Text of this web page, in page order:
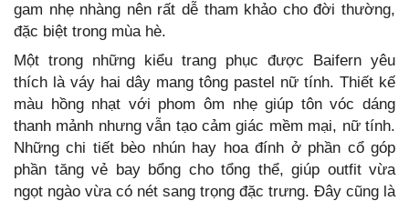
gam nhẹ nhàng nên rất dễ tham khảo cho đời thường,
đặc biệt trong mùa hè.
Một trong những kiểu trang phục được Baifern yêu
thích là váy hai dây mang tông pastel nữ tính. Thiết kế
màu hồng nhạt với phom ôm nhẹ giúp tôn vóc dáng
thanh mảnh nhưng vẫn tạo cảm giác mềm mại, nữ tính.
Những chi tiết bèo nhún hay hoa đính ở phần cổ góp
phần tăng vẻ bay bổng cho tổng thể, giúp outfit vừa
ngọt ngào vừa có nét sang trọng đặc trưng. Đây cũng là